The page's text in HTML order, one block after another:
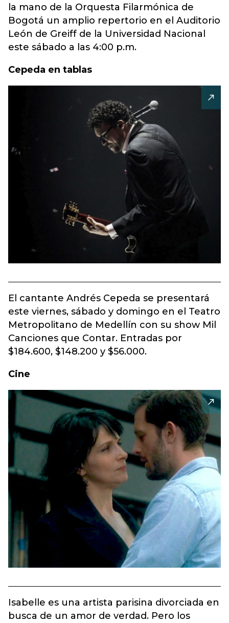
la mano de la Orquesta Filarmónica de
Bogotá un amplio repertorio en el Auditorio
León de Greiff de la Universidad Nacional
este sábado a las 4:00 p.m.
Cepeda en tablas
El cantante Andrés Cepeda se presentará
este viernes, sábado y domingo en el Teatro
Metropolitano de Medellín con su show Mil
Canciones que Contar. Entradas por
$184.600, $148.200 y $56.000.
Cine
Isabelle es una artista parisina divorciada en
busca de un amor de verdad. Pero los